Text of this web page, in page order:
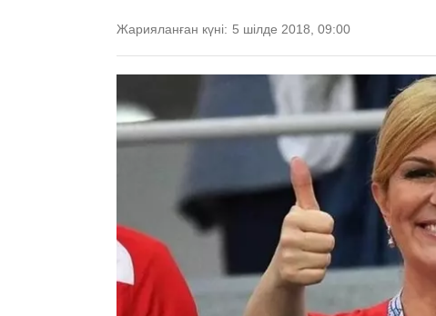
Жарияланған күні: 5 шілде 2018, 09:00